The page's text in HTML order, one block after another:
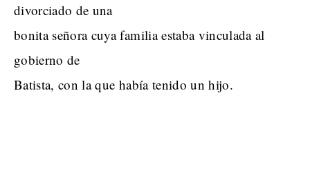
divorciado de una
bonita señora cuya familia estaba vinculada al
gobierno de
Batista, con la que había tenido un hijo.